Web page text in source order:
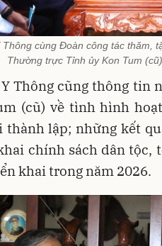
cùng Đoàn công tác thăm,
Thường trực Tỉnh ủy Kon Tum
Thông cũng thông tin
(cũ) về tình hình
thành lập; những kết
chính sách dân tộc,
khai trong năm 2026.